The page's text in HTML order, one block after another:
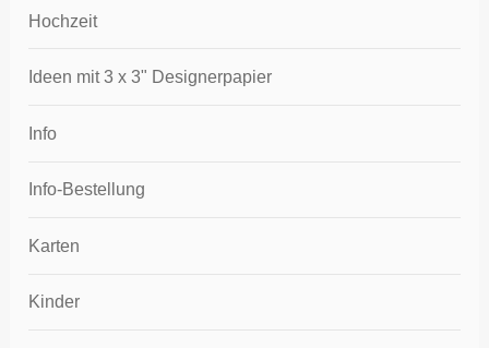
Hochzeit
Ideen mit 3 x 3" Designerpapier
Info
Info-Bestellung
Karten
Kinder